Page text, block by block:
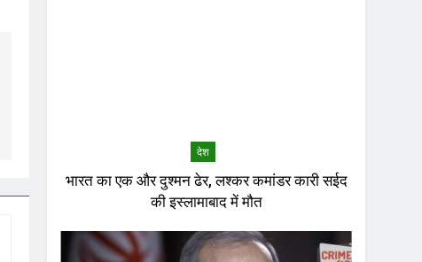
देश
भारत का एक और दुश्मन ढेर, लश्कर कमांडर कारी सईद
की इस्लामाबाद में मौत